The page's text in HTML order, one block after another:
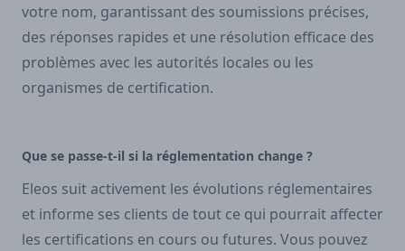
votre nom, garantissant des soumissions précises,
des réponses rapides et une résolution efficace des
problèmes avec les autorités locales ou les
organismes de certification.
Que se passe-t-il si la réglementation change ?
Eleos suit activement les évolutions réglementaires
et informe ses clients de tout ce qui pourrait affecter
les certifications en cours ou futures. Vous pouvez